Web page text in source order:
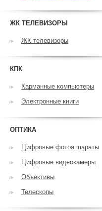
ЖК ТЕЛЕВИЗОРЫ
ЖК телевизоры
КПК
Карманные компьютеры
Электронные книги
ОПТИКА
Цифровые фотоаппараты
Цифровые видеокамеры
Объективы
Телескопы